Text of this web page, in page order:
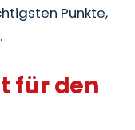
Punkte,
für den